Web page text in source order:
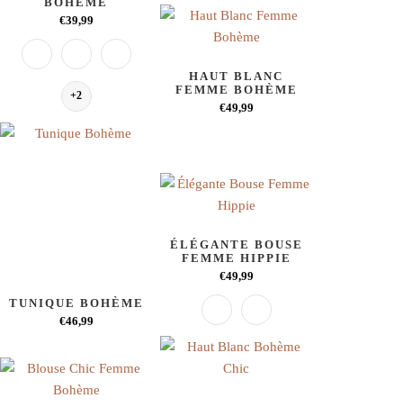
€39,99
+2
HAUT BLANC
FEMME BOHÈME
€49,99
TUNIQUE BOHÈME
€46,99
ÉLÉGANTE BOUSE
FEMME HIPPIE
€49,99